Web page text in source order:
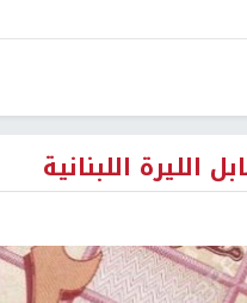
اللبنانية